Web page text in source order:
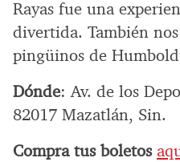
Rayas fue una
divertida. También
pingüinos de
Dónde: Av. de los
82017 Mazatlán, Sin.
Compra tus boletos